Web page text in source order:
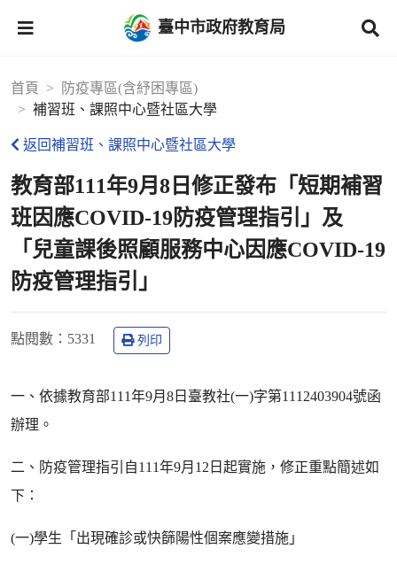
臺中市政府教育局
首頁
防疫專區(含紓困專區)
補習班、課照中心暨社區大學
返回補習班、課照中心暨社區大學
教育部111年9月8日修正發布「短期補習
班因應COVID-19防疫管理指引」及
「兒童課後照顧服務中心因應COVID-19
防疫管理指引」
點閱數 ：5331 列印
一、依據教育部111年9月8日臺教社(一)字第1112403904號函
辦理。
二、防疫管理指引自111年9月12日起實施，修正重點簡述如
下：
(一)學生「出現確診或快篩陽性個案應變措施」